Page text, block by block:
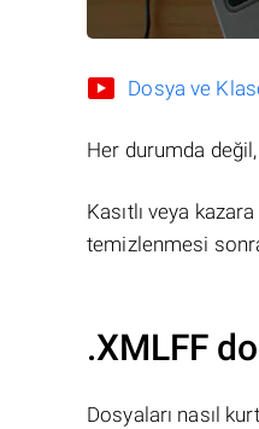
Dosya ve
Her durumda
Kasıtlı veya
temizlenmesi
.XMLFF
Dosyaları nasıl